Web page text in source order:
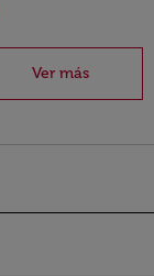
Ver más